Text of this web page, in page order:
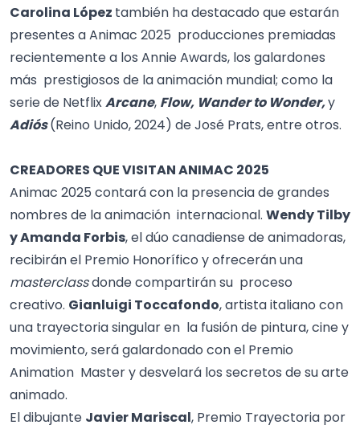
Carolina López también ha destacado que estarán
presentes a Animac 2025 producciones premiadas
recientemente a los Annie Awards, los galardones
más prestigiosos de la animación mundial; como la
serie de NetflixArcane, Flow, Wander to Wonder,y
Adiós(Reino Unido, 2024) de José Prats, entre otros.
CREADORES QUE VISITAN ANIMAC 2025
Animac 2025 contará con la presencia de grandes
nombres de la animación internacional. Wendy Tilby
y Amanda Forbis, el dúo canadiense de animadoras,
recibirán el Premio Honorífico y ofrecerán una
masterclassdonde compartirán su proceso
creativo. Gianluigi Toccafondo, artista italiano con
una trayectoria singular en la fusión de pintura, cine y
movimiento, será galardonado con el Premio
Animation Master y desvelará los secretos de su arte
animado.
El dibujante Javier Mariscal, Premio Trayectoria por